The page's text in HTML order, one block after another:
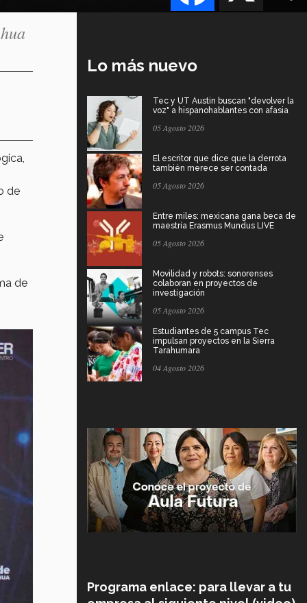
de
de
Lo más nuevo
Tec y UT Austin buscan "devolver la
voz" a hispanohablantes con afasia
05 Agosto 2026
El escritor que dice que la derrota
también merece ser contada
05 Agosto 2026
Entre miles: mexicana gana beca de
maestría Erasmus Mundus LIVE
05 Agosto 2026
Movilidad y robots: sonorenses
colaboran en proyectos de
investigación
05 Agosto 2026
Estudiantes de 5 campus Tec
impulsan proyectos en la Sierra
Tarahumara
04 Agosto 2026
Programa enlace: para llevar a tu